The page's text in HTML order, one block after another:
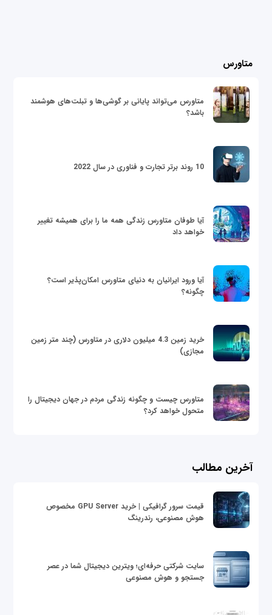
متاورس
متاورس می‌تواند پایانی بر گوشی‌ها و تبلت‌های هوشمند
باشد؟
10 روند برتر تجارت و فناوری در سال 2022
آیا طوفان متاورس زندگی همه ما را برای همیشه تغییر
خواهد داد
آیا ورود ایرانیان به دنیای متاورس امکان‌پذیر است؟
چگونه؟
خرید زمین 4.3 میلیون دلاری در متاورس (چند متر زمین
مجازی)
متاورس چیست و چگونه زندگی مردم در جهان دیجیتال را
متحول خواهد کرد؟
آخرین مطالب
قیمت سرور گرافیکی | خرید GPU Server مخصوص
هوش مصنوعی، رندرینگ
سایت شرکتی حرفه‌ای؛ ویترین دیجیتال شما در عصر
جستجو و هوش مصنوعی